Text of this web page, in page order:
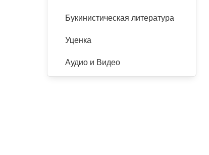
Букинистическая литература
Уценка
Аудио и Видео